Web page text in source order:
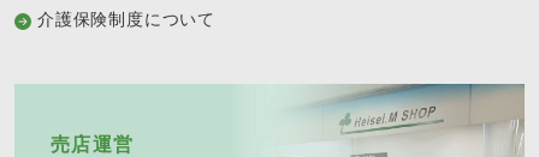
介護保険制度について
売店運営